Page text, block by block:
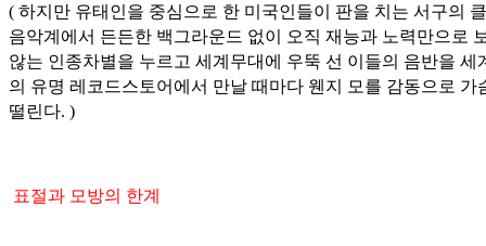
( 하지만 유태인을 중심으로 한 미국인들이 판을 치는 서구의
음악계에서 든든한 백그라운드 없이 오직 재능과 노력만으로
않는 인종차별을 누르고 세계무대에 우뚝 선 이들의 음반을 세
의 유명 레코드스토어에서 만날 때마다 웬지 모를 감동으로 가
떨린다. )
표절과 모방의 한계